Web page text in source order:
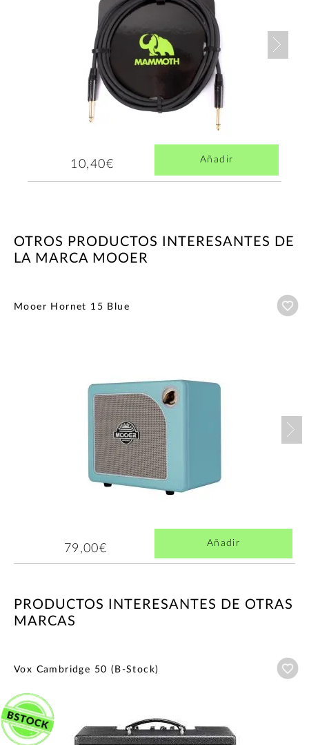
10,40€ Añadir
OTROS PRODUCTOS INTERESANTES DE
LA MARCA MOOER
Mooer Hornet 15 Blue
79,00€ Añadir
PRODUCTOS INTERESANTES DE OTRAS
MARCAS
Vox Cambridge 50 (B-Stock)